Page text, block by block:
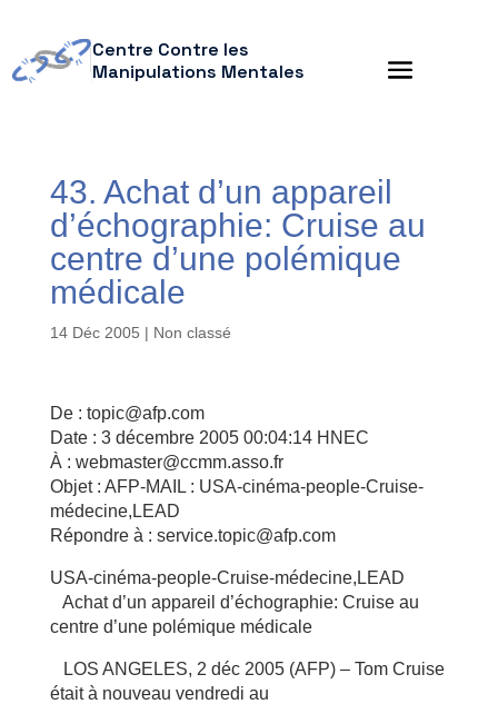
Centre Contre les
Manipulations Mentales
43. Achat d’un appareil
d’échographie: Cruise au
centre d’une polémique
médicale
14 Déc 2005 | Non classé
De : topic@afp.com
Date : 3 décembre 2005 00:04:14 HNEC
À : webmaster@ccmm.asso.fr
Objet : AFP-MAIL : USA-cinéma-people-Cruise-
médecine,LEAD
Répondre à : service.topic@afp.com
USA-cinéma-people-Cruise-médecine,LEAD
Achat d’un appareil d’échographie: Cruise au
centre d’une polémique médicale
LOS ANGELES, 2 déc 2005 (AFP) – Tom Cruise
était à nouveau vendredi au